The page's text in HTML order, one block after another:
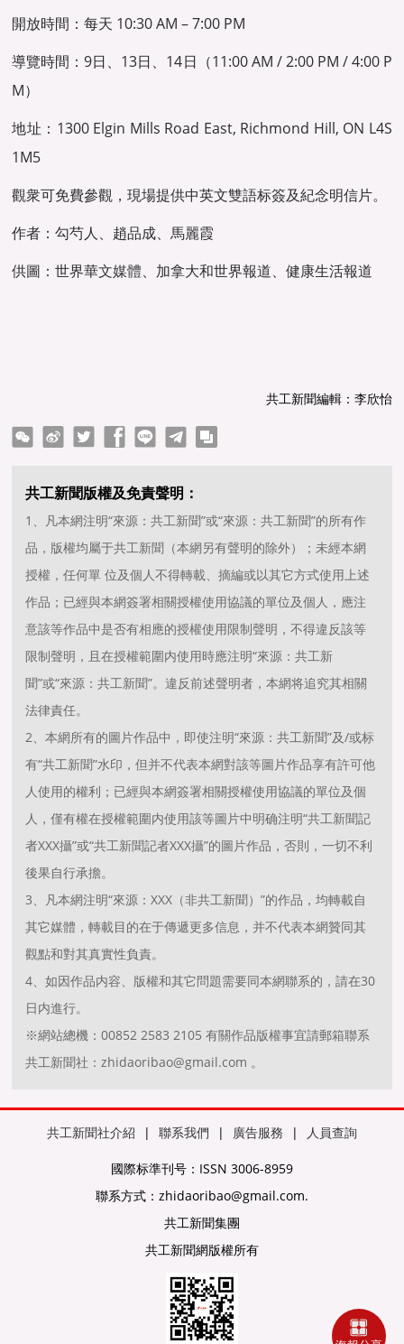
開放時間：每天 10:30 AM – 7:00 PM
導覽時間：9日、13日、14日（11:00 AM / 2:00 PM / 4:00 P
M）
地址：1300 Elgin Mills Road East, Richmond Hill, ON L4S
1M5
觀衆可免費參觀，現場提供中英文雙語标簽及紀念明信片。
作者：勾芍人、趙品成、馬麗霞
供圖：世界華文媒體、加拿大和世界報道、健康生活報道
共工新聞編輯：李欣怡
linetelegram copy
共工新聞版權及免責聲明：
1、凡本網注明“來源：共工新聞”或“來源：共工新聞”的所有作
品，版權均屬于共工新聞（本網另有聲明的除外）；未經本網
授權，任何單 位及個人不得轉載、摘編或以其它方式使用上述
作品；已經與本網簽署相關授權使用協議的單位及個人，應注
意該等作品中是否有相應的授權使用限制聲明，不得違反該等
限制聲明，且在授權範圍内使用時應注明“來源：共工新
聞”或“來源：共工新聞”。違反前述聲明者，本網将追究其相關
法律責任。
2、本網所有的圖片作品中，即使注明“來源：共工新聞”及/或标
有“共工新聞”水印，但并不代表本網對該等圖片作品享有許可他
人使用的權利；已經與本網簽署相關授權使用協議的單位及個
人，僅有權在授權範圍内使用該等圖片中明确注明“共工新聞記
者XXX攝”或“共工新聞記者XXX攝”的圖片作品，否則，一切不利
後果自行承擔。
3、凡本網注明“來源：XXX（非共工新聞）”的作品，均轉載自
其它媒體，轉載目的在于傳遞更多信息，并不代表本網贊同其
觀點和對其真實性負責。
4、如因作品内容、版權和其它問題需要同本網聯系的，請在30
日内進行。
※網站總機：00852 2583 2105 有關作品版權事宜請郵箱聯系
共工新聞社：zhidaoribao@gmail.com 。
共工新聞社介紹 | 聯系我們 | 廣告服務 | 人員查詢
國際标準刊号：ISSN 3006-8959
聯系方式：zhidaoribao@gmail.com.
共工新聞集團
共工新聞網版權所有